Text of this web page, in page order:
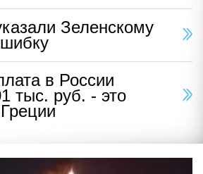
Зеленскому
в России
тыс. руб. - это